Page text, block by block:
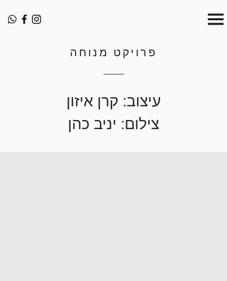
פרויקט מנוחה
עיצוב: קרן איזון
צילום: יניב כהן